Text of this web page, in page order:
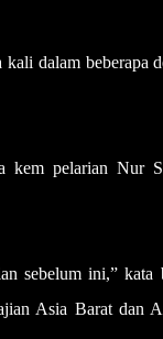
dalam beberapa
kem pelarian Nur
sebelum ini,” kata
Asia Barat dan